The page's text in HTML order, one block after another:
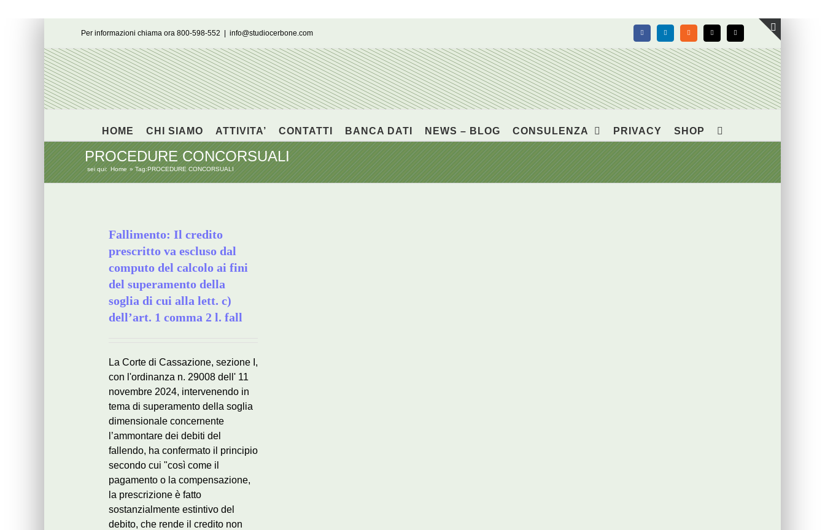
Per informazioni chiama ora 800-598-552 info@studiocerbone.com FacebookLinkedIn Rss X Email
HOME CHI SIAMO ATTIVITA’ CONTATTI BANCA DATI NEWS – BLOG CONSULENZA PRIVACY SHOP
PROCEDURE CONCORSUALI
sei qui: Home Tag:PROCEDURE CONCORSUALI
Fallimento: Il credito
prescritto va escluso dal
computo del calcolo ai fini
del superamento della
soglia di cui alla lett. c)
dell’art. 1 comma 2 l. fall
La Corte di Cassazione, sezione I,
con l'ordinanza n. 29008 dell' 11
novembre 2024, intervenendo in
tema di superamento della soglia
dimensionale concernente
l’ammontare dei debiti del
fallendo, ha confermato il principio
secondo cui "così come il
pagamento o la compensazione,
la prescrizione è fatto
sostanzialmente estintivo del
debito, che rende il credito non
Toggle
area
barra
scorrevole